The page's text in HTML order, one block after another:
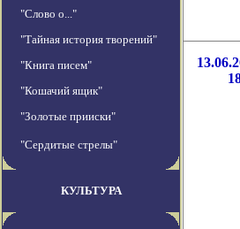
"Слово о..."
"Тайная история творений"
"Книга писем"
"Кошачий ящик"
"Золотые прииски"
"Сердитые стрелы"
КУЛЬТУРА